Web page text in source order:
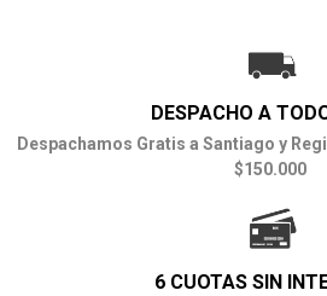
DESPACHO A
Despachamos Gratis a Santiago y
$150.000
6 CUOTAS SIN